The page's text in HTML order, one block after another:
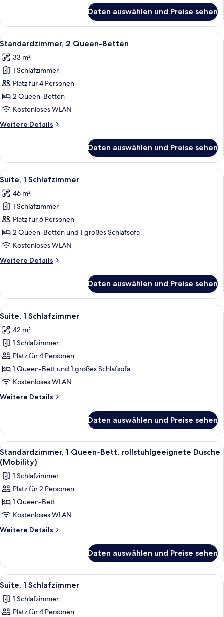
1 King-
Bett
(High
Daten auswählen und Preise sehen
Alle
Fotos
für
Standardzimmer,
2 Queen-
Betten
anzeigen
Ein Hotelzimmer mit zwei Betten,
6
Standardzimmer, 2 Queen-Betten
33 m²
1 Schlafzimmer
Platz für 4 Personen
2 Queen-Betten
Kostenloses WLAN
Weitere Details
Weitere
2 Queen-
Betten
Daten auswählen und Preise sehen
Alle
Fotos
für
Suite,
1
Schlafzimmer
anzeigen
Ein Hotelzimmer mit Schreibtisch,
10
Suite, 1 Schlafzimmer
46 m²
1 Schlafzimmer
Platz für 6 Personen
2 Queen-Betten und 1 großes Schlafsofa
Kostenloses WLAN
Weitere Details
Weitere
1
Schlafzimmer
Daten auswählen und Preise sehen
Alle
Fotos
für
Suite,
1
Schlafzimmer
anzeigen
Ein Hotelzimmer mit Schreibtisch,
8
Suite, 1 Schlafzimmer
42 m²
1 Schlafzimmer
Platz für 4 Personen
1 Queen-Bett und 1 großes Schlafsofa
Kostenloses WLAN
Weitere Details
Weitere
1
Schlafzimmer
Daten auswählen und Preise sehen
Alle
Fotos
für
Standardzimmer,
1
Queen-
Bett,
rollstuhlgeeignete
anzeigen
Ein Hotelzimmer mit einem großen
6
Standardzimmer, 1 Queen-Bett, rollstuhlgeeignete Dusche
(Mobility)
1 Schlafzimmer
Platz für 2 Personen
1 Queen-Bett
Kostenloses WLAN
Weitere Details
Weitere
1
Queen-
Bett,
Dusche
(Mobility)
Daten auswählen und Preise sehen
Alle
Fotos
für
Suite,
Ein Hotelzimmer mit einem großen
9
Suite, 1 Schlafzimmer
1 Schlafzimmer
Platz für 4 Personen